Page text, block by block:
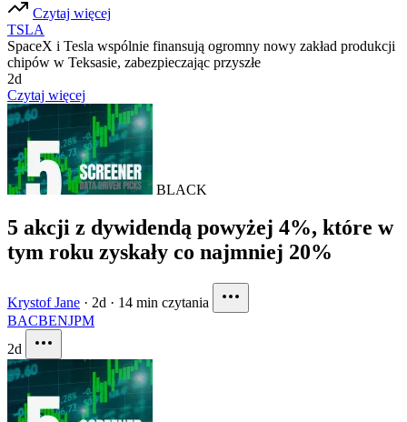
Czytaj więcej
TSLA
SpaceX i Tesla wspólnie finansują ogromny nowy zakład produkcji
chipów w Teksasie, zabezpieczając przyszłe
2d
Czytaj więcej
BLACK
5 akcji z dywidendą powyżej 4%, które w
tym roku zyskały co najmniej 20%
Krystof Jane · 2d · 14 min czytania
BACBENJPM
2d